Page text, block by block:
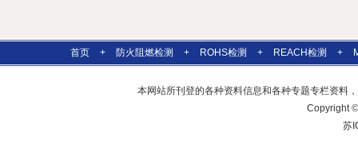
首页 + 防火阻燃检测 + ROHS检测 + REACH检测 +
本网站所刊登的各种资料信息和各种专题专栏资料
Copyright
苏